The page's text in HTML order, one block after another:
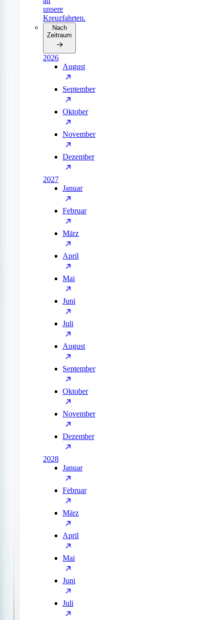
unsere
Kreuzfahrten.
Nach
Zeitraum
2026
August
September
Oktober
November
Dezember
2027
Januar
Februar
März
April
Mai
Juni
Juli
August
September
Oktober
November
Dezember
2028
Januar
Februar
März
April
Mai
Juni
Juli